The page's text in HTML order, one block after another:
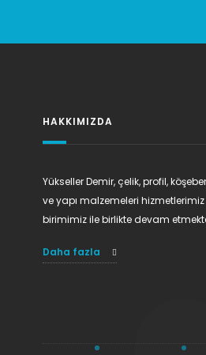
HAKKIMIZDA
Yükseller Demir, çelik, profil,
ve yapı malzemeleri
birimimiz ile birlikte devam
Daha fazla